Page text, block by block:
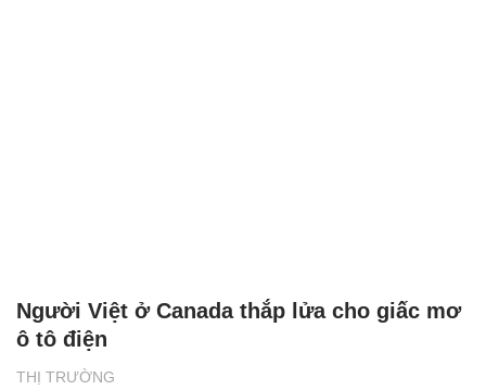
THỊ TRƯỜNG
Người Việt ở Canada thắp lửa cho giấc mơ
ô tô điện